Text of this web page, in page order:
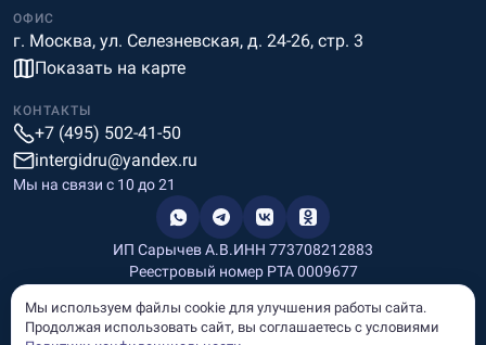
ОФИС
г. Москва, ул. Селезневская, д. 24-26, стр. 3
Показать на карте
КОНТАКТЫ
+7 (495) 502-41-50
intergidru@yandex.ru
Мы на связи c 10 до 21
ИП Сарычев А.В.ИНН 773708212883
Реестровый номер РТА 0009677
Информация, размещённая на сайте, носит информационный
Мы используем файлы cookie для улучшения работы сайта.
Продолжая использовать сайт, вы соглашаетесь с условиями